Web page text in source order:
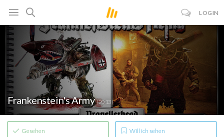
LOGIN
Frankenstein's Army(2013)
Gesehen Will ich sehen